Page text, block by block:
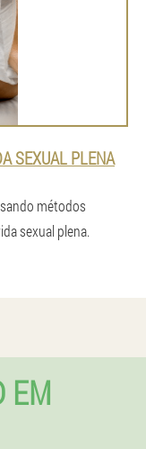
SEXUAL PLENA
métodos
sexual plena.
EM